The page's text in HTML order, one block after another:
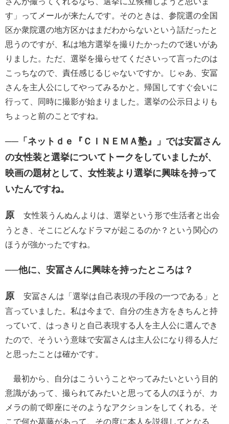
す」ってメールが来たんです。そのときは、参院選の全国
区か衆院選の地方区かはまだわからないという話だったと
思うのですが、私は地方選挙を撮りたかったので迷いがあ
りました。ただ、選挙を撮らせてくださいって言ったのは
こっちなので、責任感じるじゃないですか。じゃあ、安冨
さんを主人公にしてやってみるかと。帰国してすぐ会いに
行って、同時に撮影が始まりました。選挙の公示日よりも
ちょっと前のことですね。
──「ネットｄｅ『ＣＩＮＥＭＡ塾』」では安冨さん
の女性装と選挙についてトークをしていましたが、
映画の題材として、女性装より選挙に興味を持って
いたんですね。
原 女性装うんぬんよりは、選挙という形で生活者と出会
うとき、そこにどんなドラマが起こるのか？という関心の
ほうが強かったですね。
──他に、安冨さんに興味を持ったところは？
原 安冨さんは「選挙は自己表現の手段の一つである」と
言っていました。私は今まで、自分の生き方をきちんと持
っていて、はっきりと自己表現する人を主人公に選んでき
たので、そういう意味で安冨さんは主人公になり得る人だ
と思ったことは確かです。
最初から、自分はこういうことやってみたいという目的
意識があって、撮られてみたいと思ってる人のほうが、カ
メラの前で即座にそのようなアクションをしてくれる。そ
こで何か葛藤があって、その度に本人を説得してとなる